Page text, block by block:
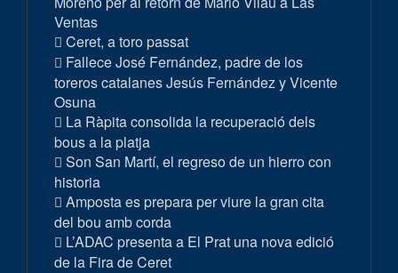
Ventas
Ceret, a toro passat
Fallece José Fernández, padre de los
toreros catalanes Jesús Fernández y Vicente
Osuna
La Ràpita consolida la recuperació dels
bous a la platja
Son San Martí, el regreso de un hierro con
historia
Amposta es prepara per viure la gran cita
del bou amb corda
L’ADAC presenta a El Prat una nova edició
de la Fira de Ceret